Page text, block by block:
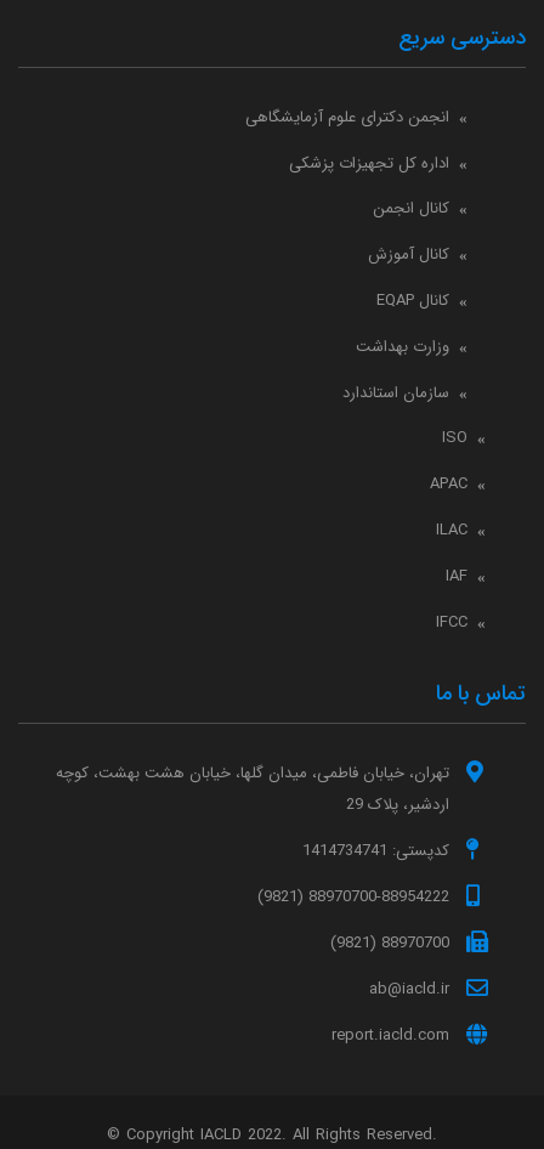
دسترسی سریع
انجمن دکترای علوم آزمایشگاهی
اداره کل تجهیزات پزشکی
کانال انجمن
کانال آموزش
کانال EQAP
وزارت بهداشت
سازمان استاندارد
ISO
APAC
ILAC
IAF
IFCC
تماس با ما
تهران، خیابان فاطمی، میدان گلها، خیابان هشت بهشت، کوچه
اردشیر، پلاک 29
کدپستی: 1414734741
88970700-88954222 (9821)
88970700 (9821)
ab@iacld.ir
report.iacld.com
© Copyright IACLD 2022. All Rights Reserved.